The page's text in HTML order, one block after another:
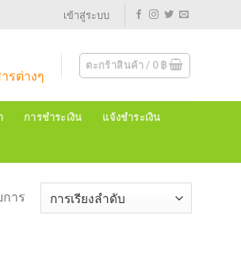
เข้าสู่ระบบ
รต่างๆ
ตะกร้าสินค้า / 0฿
การชำระเงิน แจ้งชำระเงิน
การ